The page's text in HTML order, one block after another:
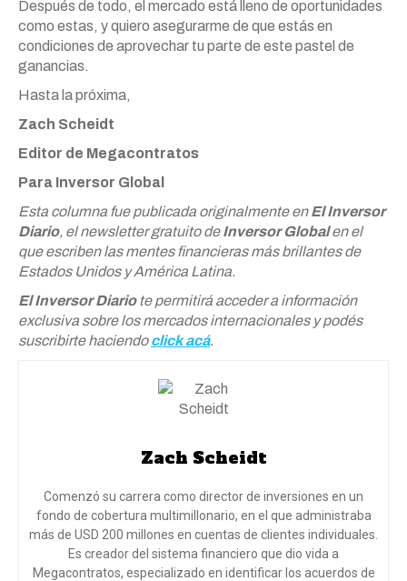
Después de todo, el mercado está lleno de oportunidades
como estas, y quiero asegurarme de que estás en
condiciones de aprovechar tu parte de este pastel de
ganancias.
Hasta la próxima,
Zach Scheidt
Editor de Megacontratos
Para Inversor Global
Esta columna fue publicada originalmente enEl Inversor
Diario, el newsletter gratuito deInversor Globalen el
que escriben las mentes financieras más brillantes de
Estados Unidos y América Latina.
El Inversor Diariote permitirá acceder a información
exclusiva sobre los mercados internacionales y podés
suscribirte haciendoclick acá.
Zach Scheidt
Comenzó su carrera como director de inversiones en un
fondo de cobertura multimillonario, en el que administraba
más de USD 200 millones en cuentas de clientes individuales.
Es creador del sistema financiero que dio vida a
Megacontratos, especializado en identificar los acuerdos de